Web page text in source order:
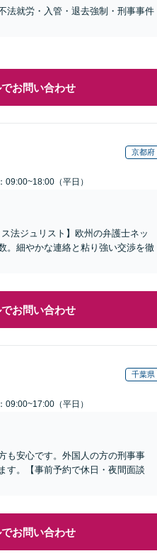
法就労・入管・退去強制・刑事事件
でお問い合わせ
京都府
09:00~18:00（平日）
法ジュリスト】欧州の弁護士ネッ
。細やかな連絡と粘り強い交渉を徹
でお問い合わせ
千葉県
09:00~17:00（平日）
も安心です。外国人の方の刑事事
す。【事前予約で休日・夜間面談
でお問い合わせ